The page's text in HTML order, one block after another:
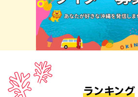
ランキング